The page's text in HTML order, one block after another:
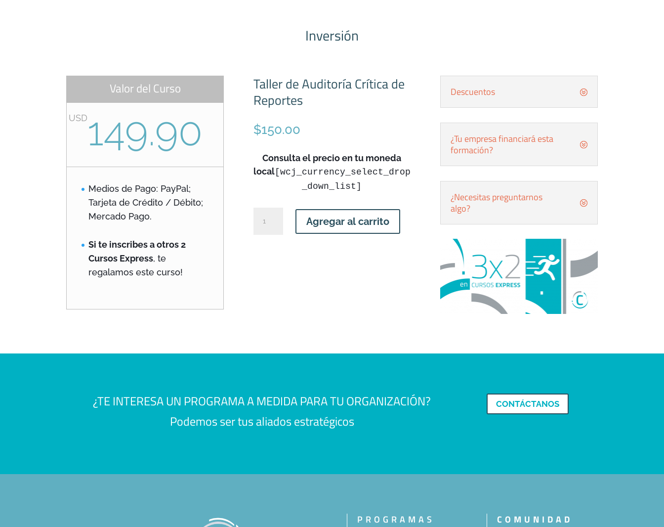
Inversión
Valor del Curso
USD149.90
Medios de Pago: PayPal;
Tarjeta de Crédito / Débito;
Mercado Pago.
Si te inscribes a otros 2
Cursos Express, te
regalamos este curso!
Taller de Auditoría Crítica de
Reportes
$150.00
Consulta el precio en tu moneda
local[wcj_currency_select_drop
_down_list]
Agregar al carrito
Descuentos
¿Tu empresa financiará esta
formación?
¿Necesitas preguntarnos
algo?
¿TE INTERESA UN PROGRAMA A MEDIDA PARA TU ORGANIZACIÓN?
Podemos ser tus aliados estratégicos
CONTÁCTANOS
PROGRAMAS COMUNIDAD